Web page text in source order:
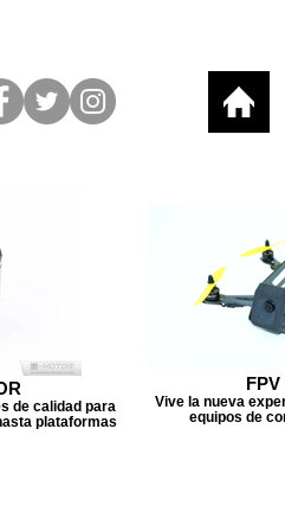
de calidad para
plataformas
Vive la nueva
equipos de